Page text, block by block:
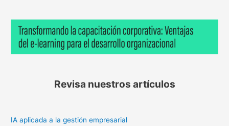
Revisa nuestros artículos
IA aplicada a la gestión empresarial